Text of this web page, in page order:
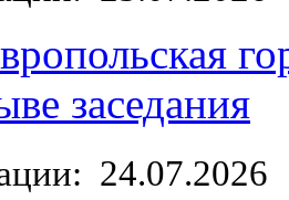
заседания
24.07.2026